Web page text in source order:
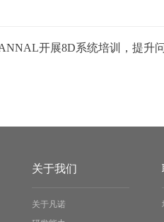
关于我们
关于凡诺